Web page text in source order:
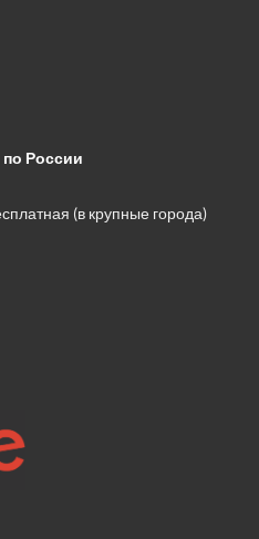
России
(в крупные города)